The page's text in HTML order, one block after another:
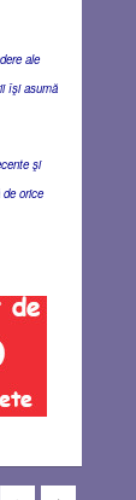
ale
îşi asumă
şi
orice